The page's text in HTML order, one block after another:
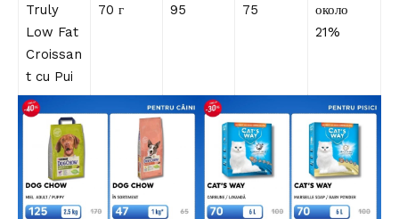
Truly
Low Fat
Croissan
t cu Pui
70 г 95 75
около
21%